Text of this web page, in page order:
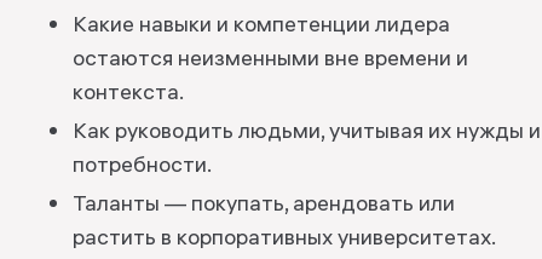
Какие навыки и компетенции лидера
остаются неизменными вне времени и
контекста.
Как руководить людьми, учитывая их нужды и
потребности.
Таланты — покупать, арендовать или
растить в корпоративных университетах.